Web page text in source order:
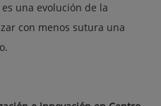
una evolución de la
con menos sutura una